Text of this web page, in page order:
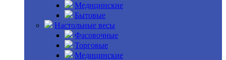
Медицинские
Бытовые
Настольные весы
Фасовочные
Торговые
Медицинские